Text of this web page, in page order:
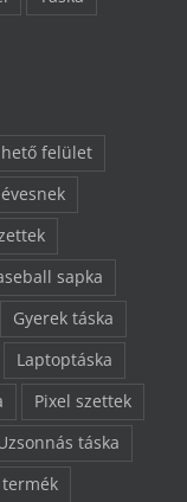
felület
sapka
Gyerek táska
Laptoptáska
Pixel szettek
táska
termék